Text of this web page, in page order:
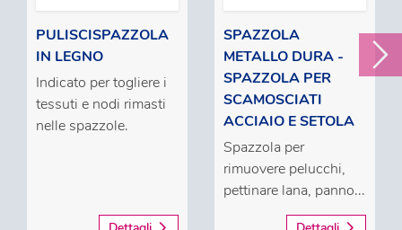
PULISCISPAZZOLA
IN LEGNO
Indicato per togliere i
tessuti e nodi rimasti
nelle spazzole.
SPAZZOLA
METALLO DURA -
SPAZZOLA PER
SCAMOSCIATI
ACCIAIO E SETOLA
Spazzola per
rimuovere pelucchi,
pettinare lana, panno...